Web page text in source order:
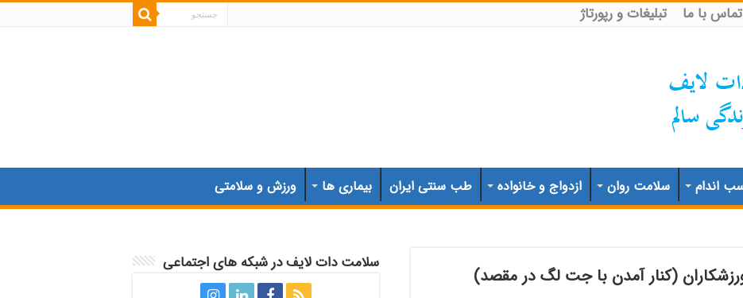
تماس با ما تبلیغات و رپورتاژ
اندام سلامت روان ازدواج و خانواده طب سنتی ایران بیماری ها ورزش و سلامتی
(کنار آمدن با جت لگ در مقصد)
سلامت دات لایف در شبکه های اجتماعی